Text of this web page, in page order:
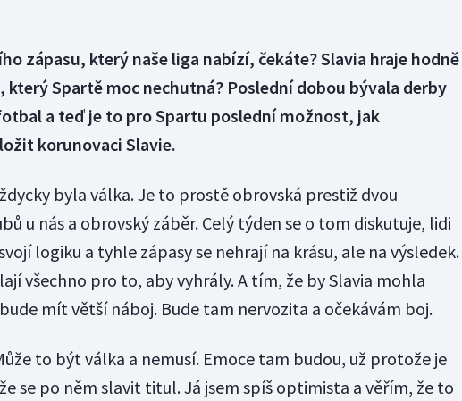
zápasu, který naše liga nabízí, čekáte? Slavia hraje hodně
Spartě moc nechutná? Poslední dobou bývala derby
a teď je to pro Spartu poslední možnost, jak
korunovaci Slavie.
byla válka. Je to prostě obrovská prestiž dvou
u nás a obrovský záběr. Celý týden se o tom diskutuje, lidi
logiku a tyhle zápasy se nehrají na krásu, ale na výsledek.
všechno pro to, aby vyhrály. A tím, že by Slavia mohla
mít větší náboj. Bude tam nervozita a očekávám boj.
to být válka a nemusí. Emoce tam budou, už protože je
se po něm slavit titul. Já jsem spíš optimista a věřím, že to